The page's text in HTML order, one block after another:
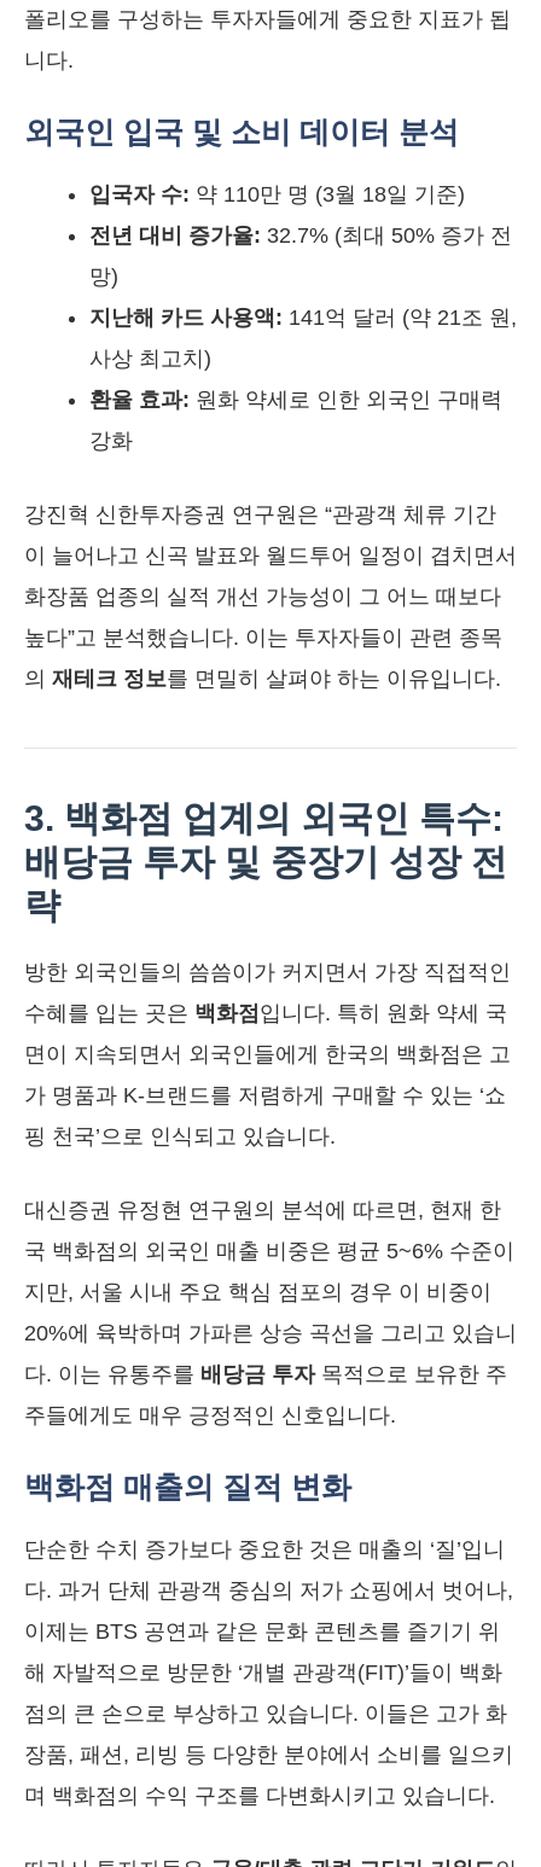
폴리오를 구성하는 투자자들에게 중요한 지표가 됩
니다.
외국인 입국 및 소비 데이터 분석
입국자 수: 약 110만 명 (3월 18일 기준)
전년 대비 증가율: 32.7% (최대 50% 증가 전
망)
지난해 카드 사용액: 141억 달러 (약 21조 원,
사상 최고치)
환율 효과: 원화 약세로 인한 외국인 구매력
강화
강진혁 신한투자증권 연구원은 “관광객 체류 기간
이 늘어나고 신곡 발표와 월드투어 일정이 겹치면서
화장품 업종의 실적 개선 가능성이 그 어느 때보다
높다”고 분석했습니다. 이는 투자자들이 관련 종목
의 재테크 정보를 면밀히 살펴야 하는 이유입니다.
3. 백화점 업계의 외국인 특수:
배당금 투자 및 중장기 성장 전
략
방한 외국인들의 씀씀이가 커지면서 가장 직접적인
수혜를 입는 곳은 백화점 입니다. 특히 원화 약세 국
면이 지속되면서 외국인들에게 한국의 백화점은 고
가 명품과 K-브랜드를 저렴하게 구매할 수 있는 ‘쇼
핑 천국’으로 인식되고 있습니다.
대신증권 유정현 연구원의 분석에 따르면, 현재 한
국 백화점의 외국인 매출 비중은 평균 5~6% 수준이
지만, 서울 시내 주요 핵심 점포의 경우 이 비중이
20%에 육박하며 가파른 상승 곡선을 그리고 있습니
다. 이는 유통주를 배당금 투자목적으로 보유한 주
주들에게도 매우 긍정적인 신호입니다.
백화점 매출의 질적 변화
단순한 수치 증가보다 중요한 것은 매출의 ‘질’입니
다. 과거 단체 관광객 중심의 저가 쇼핑에서 벗어나,
이제는 BTS 공연과 같은 문화 콘텐츠를 즐기기 위
해 자발적으로 방문한 ‘개별 관광객(FIT)’들이 백화
점의 큰 손으로 부상하고 있습니다. 이들은 고가 화
장품, 패션, 리빙 등 다양한 분야에서 소비를 일으키
며 백화점의 수익 구조를 다변화시키고 있습니다.